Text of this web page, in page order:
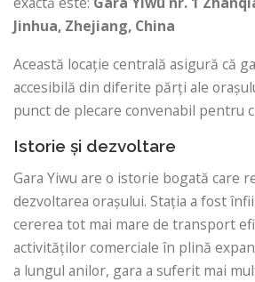
Jinhua, Zhejiang, China
Această locație centrală asigură că
accesibilă din diferite părți ale
punct de plecare convenabil pentru
Istorie și dezvoltare
Gara Yiwu are o istorie bogată care
dezvoltarea orașului. Stația a fost
cererea tot mai mare de transport
activităților comerciale în plină
a lungul anilor, gara a suferit mai